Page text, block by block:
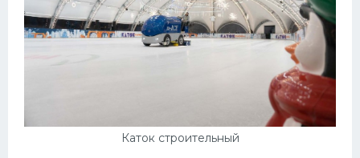
Каток строительный